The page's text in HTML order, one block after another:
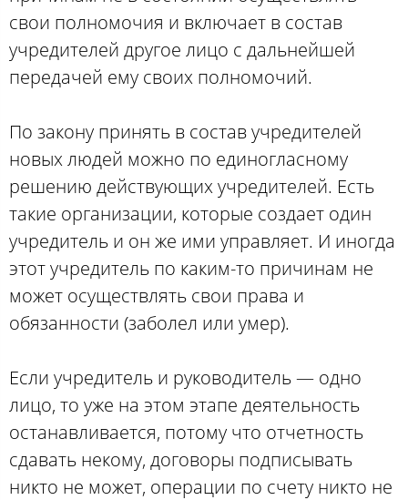
свои полномочия и включает в состав
учредителей другое лицо с дальнейшей
передачей ему своих полномочий.
По закону принять в состав учредителей
новых людей можно по единогласному
решению действующих учредителей. Есть
такие организации, которые создает один
учредитель и он же ими управляет. И иногда
этот учредитель по каким-то причинам не
может осуществлять свои права и
обязанности (заболел или умер).
Если учредитель и руководитель — одно
лицо, то уже на этом этапе деятельность
останавливается, потому что отчетность
сдавать некому, договоры подписывать
никто не может, операции по счету никто не